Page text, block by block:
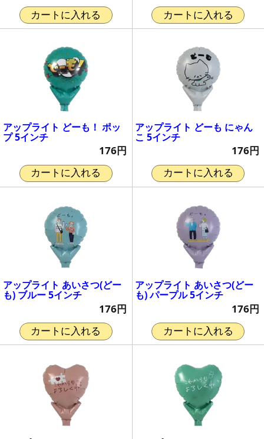
カートに入れる カートに入れる
アップライト どーも！ ポッ
プ 5インチ
176円
カートに入れる
アップライト どーも にゃん
こ 5インチ
176円
カートに入れる
アップライト あいさつ(どー
も) ブルー 5インチ
176円
カートに入れる
アップライト あいさつ(どー
も) パープル 5インチ
176円
カートに入れる